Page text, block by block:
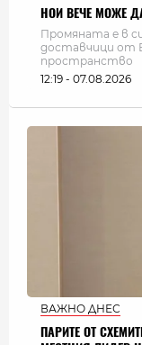
НОИ ВЕЧЕ МОЖЕ
Промяната е в
доставчици от
пространство
12:19 - 07.08.2026
ВАЖНО ДНЕС
ПАРИТЕ ОТ